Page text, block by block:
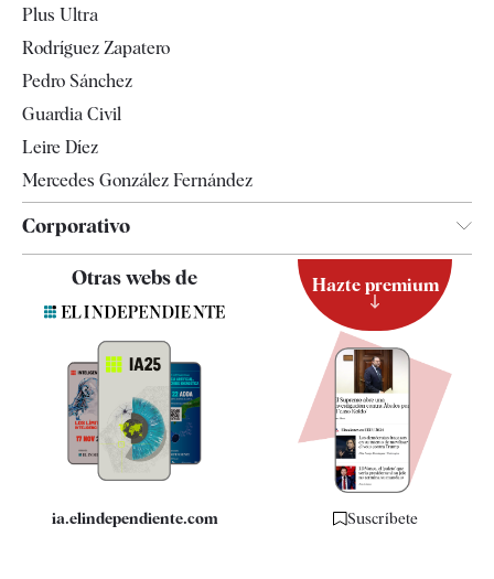
Televisión
Plus Ultra
Rodríguez Zapatero
Pedro Sánchez
Guardia Civil
Leire Díez
Mercedes González Fernández
Corporativo
Contacto
Quiénes somos
Especificaciones
Otras webs de
ia.elindependiente.com
Hazte premium
Suscríbete